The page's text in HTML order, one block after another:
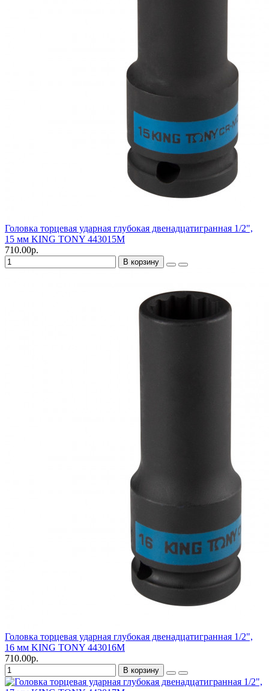
Головка торцевая ударная глубокая двенадцатигранная 1/2",
15 мм KING TONY 443015M
710.00р.
В корзину
Головка торцевая ударная глубокая двенадцатигранная 1/2",
16 мм KING TONY 443016M
710.00р.
В корзину